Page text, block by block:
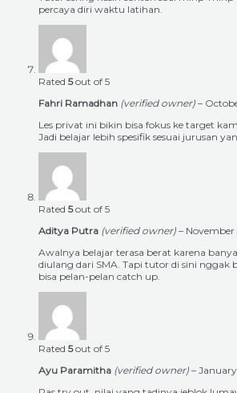
percaya diri waktu latihan.
Rated 5out of 5
Fahri Ramadhan (verified owner) –
Les privat ini bikin bisa fokus ke target
Jadi belajar lebih spesifik sesuai jurusan
Rated 5out of 5
Aditya Putra (verified owner) – November
Awalnya belajar terasa berat karena
diulang dari SMA. Tapi tutor di sini nggak
bisa pelan-pelan catch up.
Rated 5out of 5
Ayu Paramitha (verified owner) –